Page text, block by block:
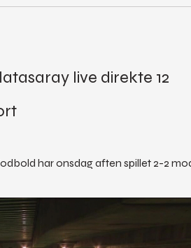
live direkte 12
har onsdag aften spillet 2-2